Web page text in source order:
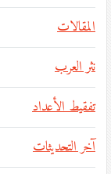
المقالات
نثر العرب
تفقيط الأعداد
آخر التحديثات